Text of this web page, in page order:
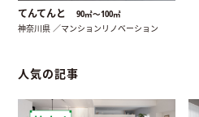
てんてんと 90㎡〜100㎡
神奈川県 ／マンションリノベーション
人気の記事